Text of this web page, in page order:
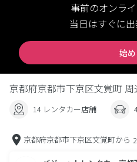
事前のオンラ
当日はすぐに
始め
京都府京都市下京区文覚町
14 レンタカー店舗
京都府京都市下京区文覚町から